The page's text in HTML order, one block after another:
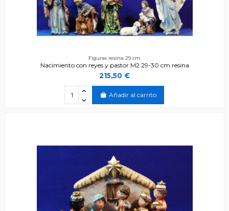
Figuras resina 29 cm
Nacimiento con reyes y pastor M2 29-30 cm resina
215,50 €
Añadir al carrito